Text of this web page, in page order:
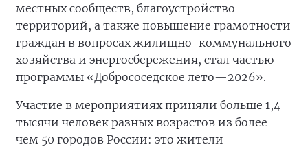
местных сообществ, благоустройство
территорий, а также повышение грамотности
граждан в вопросах жилищно-коммунального
хозяйства и энергосбережения, стал частью
программы «Добрососедское лето—2026».
Участие в мероприятиях приняли больше 1,4
тысячи человек разных возрастов из более
чем 50 городов России: это жители